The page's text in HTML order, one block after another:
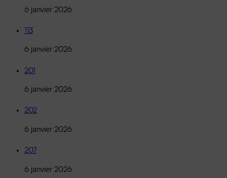
6 janvier 2026
113
6 janvier 2026
201
6 janvier 2026
202
6 janvier 2026
207
6 janvier 2026